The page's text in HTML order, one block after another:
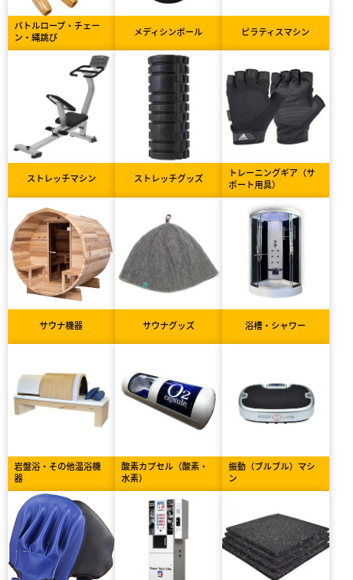
バトルロープ・チェー
ン・縄跳び
メディシンボール ピラティスマシン
ストレッチマシン ストレッチグッズ
トレーニングギア（サ
ポート用具）
サウナ機器 サウナグッズ 浴槽・シャワー
岩盤浴・その他温浴機
器
酸素カプセル（酸素・
水素）
振動（ブルブル）マシ
ン